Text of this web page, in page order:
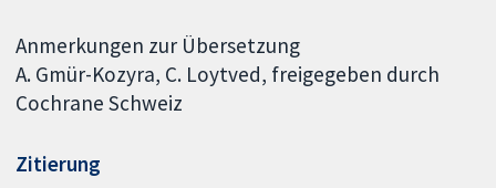
Anmerkungen zur Übersetzung
A. Gmür-Kozyra, C. Loytved, freigegeben durch
Cochrane Schweiz
Zitierung